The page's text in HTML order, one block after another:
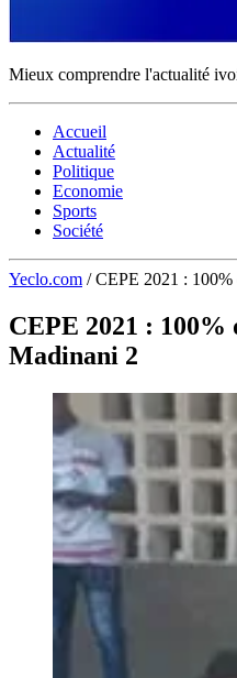
Mieux comprendre l'actualité
Accueil
Actualité
Politique
Economie
Sports
Société
Yeclo.com / CEPE 2021 : 100%
CEPE 2021 : 100%
Madinani 2